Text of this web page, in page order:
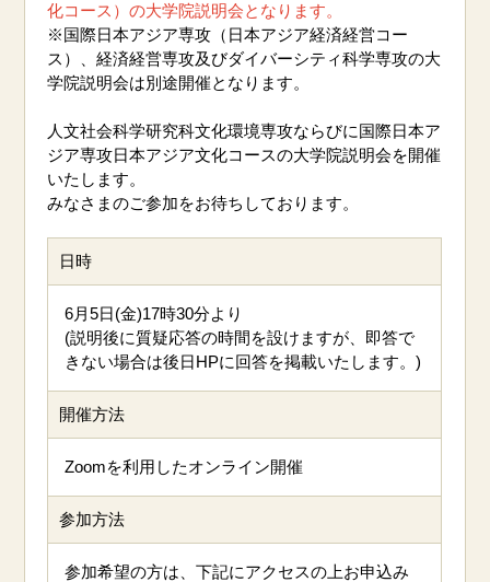
化コース）の大学院説明会となります。
※国際日本アジア専攻（日本アジア経済経営コー
ス）、経済経営専攻及びダイバーシティ科学専攻の大
学院説明会は別途開催となります。
人文社会科学研究科文化環境専攻ならびに国際日本ア
ジア専攻日本アジア文化コースの大学院説明会を開催
いたします。
みなさまのご参加をお待ちしております。
日時
6月5日(金)17時30分より
(説明後に質疑応答の時間を設けますが、即答で
きない場合は後日HPに回答を掲載いたします。)
開催方法
Zoomを利用したオンライン開催
参加方法
参加希望の方は、下記にアクセスの上お申込み